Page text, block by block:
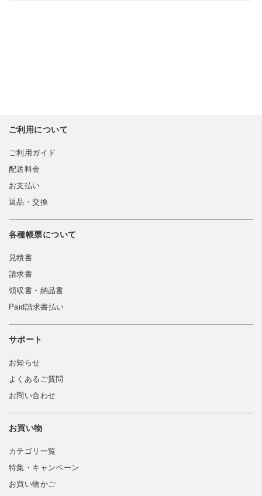
ご利用について
ご利用ガイド
配送料金
お支払い
返品・交換
各種帳票について
見積書
請求書
領収書・納品書
Paid請求書払い
サポート
お知らせ
よくあるご質問
お問い合わせ
お買い物
カテゴリ一覧
特集・キャンペーン
お買い物かご